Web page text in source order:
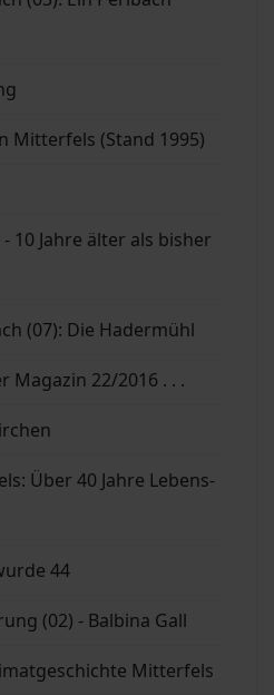
Mitterfels (Stand 1995)
10 Jahre älter als bisher
(07): Die Hadermühl
Magazin 22/2016 . . .
Über 40 Jahre Lebens-
44
(02) - Balbina Gall
Mitterfels